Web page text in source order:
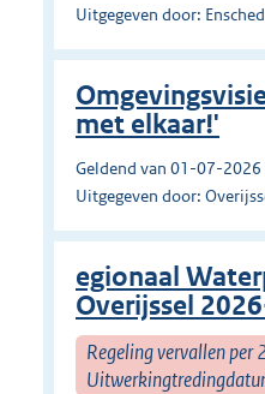
Uitgegeven door:
met elkaar!'
Geldend van 01-07-
Uitgegeven door:
egionaal
Overijssel
Regeling vervallen